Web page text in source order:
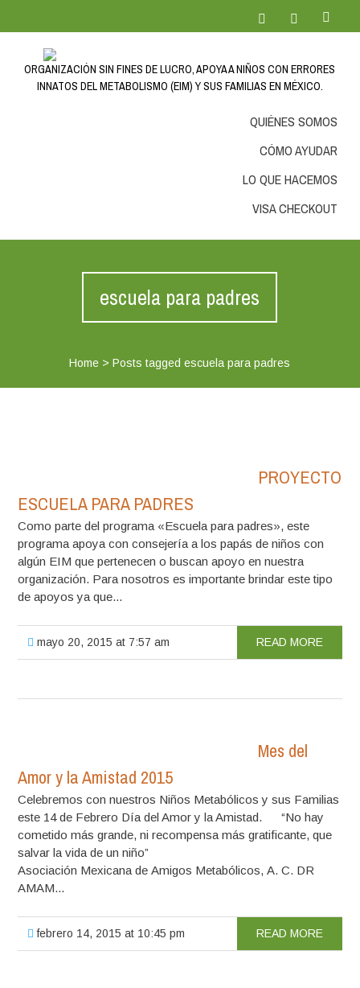
ORGANIZACIÓN SIN FINES DE LUCRO, APOYA A NIÑOS CON ERRORES
INNATOS DEL METABOLISMO (EIM) Y SUS FAMILIAS EN MÉXICO.
QUIÉNES SOMOS
CÓMO AYUDAR
LO QUE HACEMOS
VISA CHECKOUT
escuela para padres
Home >Posts tagged escuela para padres
PROYECTO
ESCUELA PARA PADRES
Como parte del programa «Escuela para padres», este
programa apoya con consejería a los papás de niños con
algún EIM que pertenecen o buscan apoyo en nuestra
organización. Para nosotros es importante brindar este tipo
de apoyos ya que...
mayo 20, 2015 at 7:57 am READ MORE
Mes del
Amor y la Amistad 2015
Celebremos con nuestros Niños Metabólicos y sus Familias
este 14 de Febrero Día del Amor y la Amistad. “No hay
cometido más grande, ni recompensa más gratificante, que
salvar la vida de un niño”
Asociación Mexicana de Amigos Metabólicos, A. C. DR
AMAM...
febrero 14, 2015 at 10:45 pm READ MORE